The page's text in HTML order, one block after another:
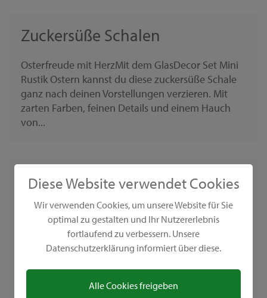
Diese Website verwendet Cookies
Wir verwenden Cookies, um unsere Website für Sie
optimal zu gestalten und Ihr Nutzererlebnis
fortlaufend zu verbessern. Unsere
Datenschutzerklärung informiert über diese.
Alle Cookies freigeben
Zuckersüße Schalen
Osterfreude mit HerzMit dem GlasDecor Set Mini
Rustik Ostern kannst du diese zuckersüße Schale
ganz nach deinen Vorstellungen verzieren. Mit
zarten Farben, feinen Details und einem Hauch
von...
Zuckersüße Herbstdekoration
mit Eichhörnchen und
Windlichtern
Gestalte ganz leicht eine schöne Herbstdekoration
Der Herbst naht. Auch wenn die Sonne noch
scheint und wärmt, rückt die Herbstzeit immer